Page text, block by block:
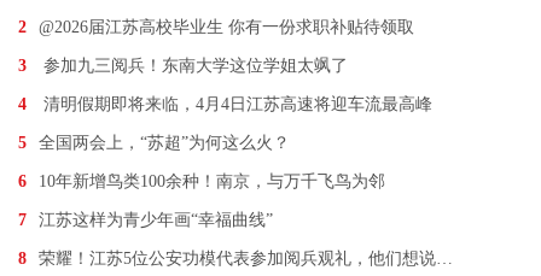
2 @2026届江苏高校毕业生 你有一份求职补贴待领取
3 参加九三阅兵！东南大学这位学姐太飒了
4 清明假期即将来临，4月4日江苏高速将迎车流最高峰
5 全国两会上，“苏超”为何这么火？
6 10年新增鸟类100余种！南京，与万千飞鸟为邻
7 江苏这样为青少年画“幸福曲线”
8 荣耀！江苏5位公安功模代表参加阅兵观礼，他们想说…